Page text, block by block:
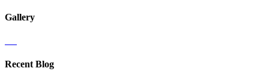
Gallery
Recent Blog